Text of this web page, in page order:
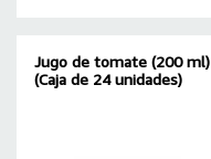
Jugo de tomate (200 ml)
(Caja de 24 unidades)